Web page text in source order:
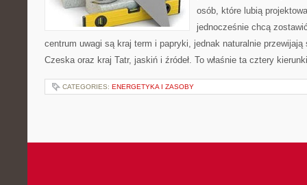
osób, które lubią
jednocześnie chcą
centrum uwagi są kraj term i papryki, jednak naturalnie
Czeska oraz kraj Tatr, jaskiń i źródeł. To właśnie ta cztery
CATEGORIES: ENERGETYKA I ZASOBY